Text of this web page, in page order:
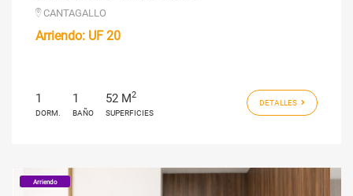
CANTAGALLO
Arriendo: UF 20
1
DORM.
1
BAÑO
52 M2
SUPERFICIES
DETALLES
Arriendo